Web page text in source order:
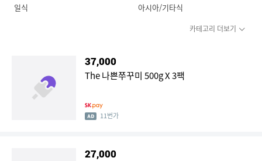
일식
아시아/기타식
카테고리 더보기
37,000
The 나쁜쭈꾸미 500g X 3팩
11번가
27,000